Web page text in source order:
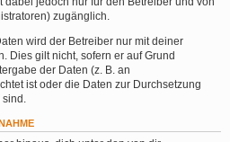
zugänglich.
wird der Betreiber nur mit deiner
Dies gilt nicht, sofern er auf Grund
der Daten (z. B. an
ist oder die Daten zur Durchsetzung